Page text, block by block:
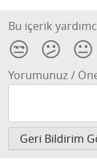
Bu içerik
😒 😕 😐
Yorumunuz /